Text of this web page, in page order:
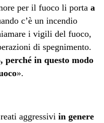
per il fuoco li porta a
c’è un incendio
i vigili del fuoco,
di spegnimento.
perché in questo modo
».
aggressivi in genere